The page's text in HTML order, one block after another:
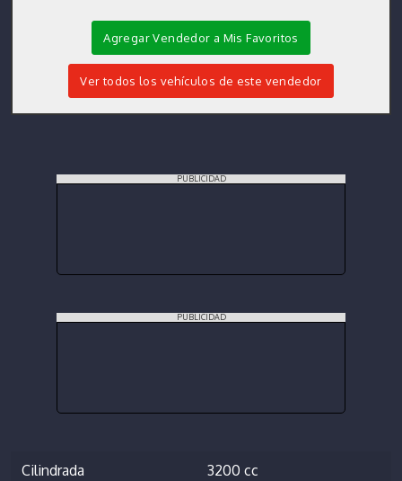
Agregar Vendedor a Mis Favoritos
Ver todos los vehículos de este vendedor
PUBLICIDAD
PUBLICIDAD
Cilindrada 3200 cc